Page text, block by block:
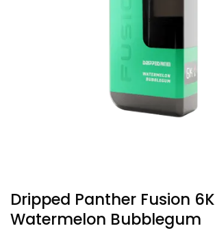
Dripped Panther Fusion 6K
Watermelon Bubblegum